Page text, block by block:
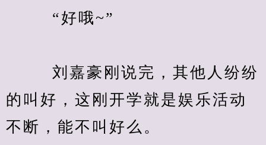
“好哦~”
刘嘉豪刚说完，其他人纷纷
的叫好，这刚开学就是娱乐活动
不断，能不叫好么。